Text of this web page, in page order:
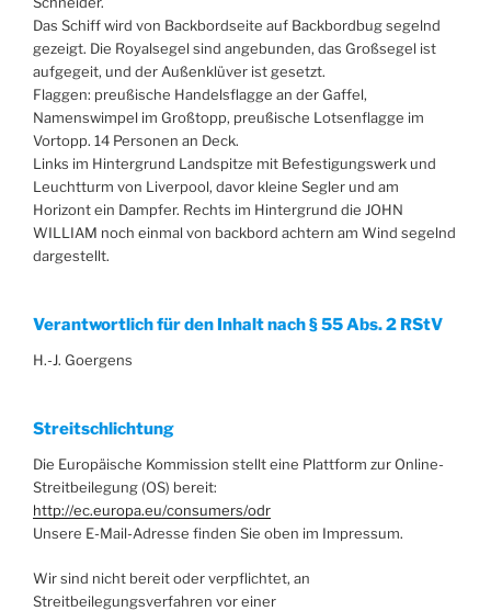
Das Schiff wird von Backbordseite auf Backbordbug segelnd
gezeigt. Die Royalsegel sind angebunden, das Großsegel ist
aufgegeit, und der Außenklüver ist gesetzt.
Flaggen: preußische Handelsflagge an der Gaffel,
Namenswimpel im Großtopp, preußische Lotsenflagge im
Vortopp. 14 Personen an Deck.
Links im Hintergrund Landspitze mit Befestigungswerk und
Leuchtturm von Liverpool, davor kleine Segler und am
Horizont ein Dampfer. Rechts im Hintergrund die JOHN
WILLIAM noch einmal von backbord achtern am Wind segelnd
dargestellt.
Verantwortlich für den Inhalt nach § 55 Abs. 2 RStV
H.-J. Goergens
Streitschlichtung
Die Europäische Kommission stellt eine Plattform zur Online-
Streitbeilegung (OS) bereit:
http://ec.europa.eu/consumers/odr
Unsere E-Mail-Adresse finden Sie oben im Impressum.
Wir sind nicht bereit oder verpflichtet, an
Streitbeilegungsverfahren vor einer